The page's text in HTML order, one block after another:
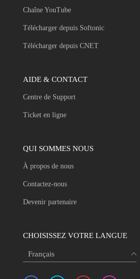
Chaîne YouTube
Télécharger depuis Softonic
Télécharger depuis CNET
AIDE & CONTACT
Centre de Support
Ticket en ligne
QUI SOMMES NOUS
À propos de nous
Contactez-nous
Devenir partenaire
CHOISISSEZ VOTRE LANGUE
Français